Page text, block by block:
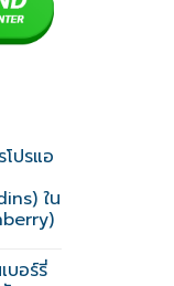
ปรแอ
ใน
บอร์รี่